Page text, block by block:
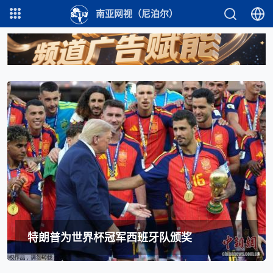
南亚网视（尼泊尔）
特朗普为世界杯冠军西班牙队颁奖